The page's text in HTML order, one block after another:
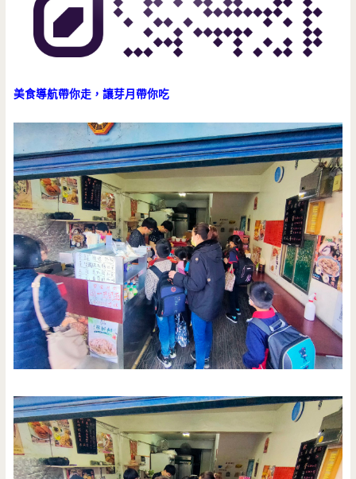
美食導航帶你走，讓芽月帶你吃